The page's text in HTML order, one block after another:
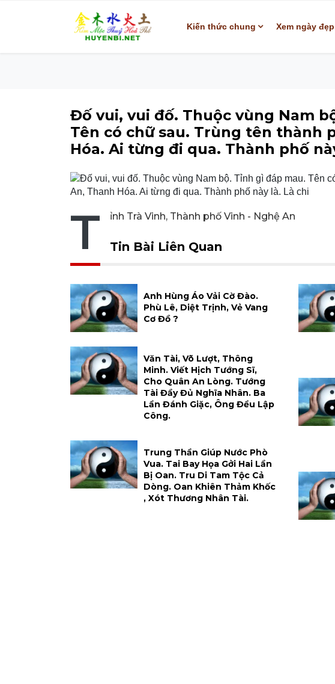
Kiến thức chung Xem ngày đẹp
Đố vui, vui đố. Thuộc vùng Nam
Tên có chữ sau. Trùng tên thành
Hóa. Ai từng đi qua. Thành phố
T ỉnh Trà Vinh, Thành phố Vinh - Nghệ An
Tin Bài Liên Quan
Anh Hùng Áo Vải Cờ Đào.
Phù Lê, Diệt Trịnh, Vẻ Vang
Cơ Đồ ?
Văn Tài, Võ Lượt, Thông
Minh. Viết Hịch Tướng Sĩ,
Cho Quân An Lòng. Tướng
Tài Đầy Đủ Nghĩa Nhân. Ba
Lần Đánh Giặc, Ông Đều Lập
Công.
Trung Thần Giúp Nước Phò
Vua. Tai Bay Họa Gởi Hai Lần
Bị Oan. Tru Di Tam Tộc Cả
Dòng. Oan Khiên Thảm Khốc
, Xót Thương Nhân Tài.